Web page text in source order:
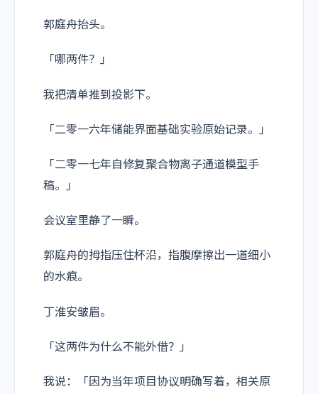
郭庭舟抬头。
「哪两件？」
我把清单推到投影下。
「二零一六年储能界面基础实验原始记录。」
「二零一七年自修复聚合物离子通道模型手
稿。」
会议室里静了一瞬。
郭庭舟的拇指压住杯沿，指腹摩擦出一道细小
的水痕。
丁淮安皱眉。
「这两件为什么不能外借？」
我说：「因为当年项目协议明确写着，相关原